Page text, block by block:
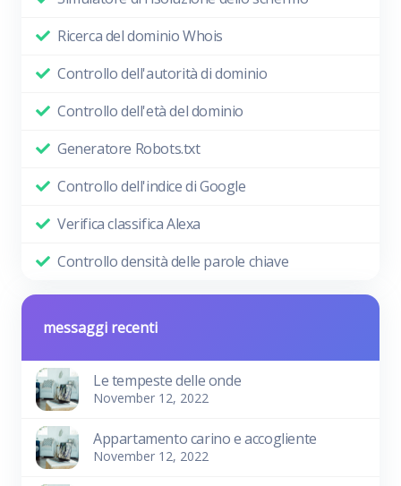
Ricerca del dominio Whois
Controllo dell'autorità di dominio
Controllo dell'età del dominio
Generatore Robots.txt
Controllo dell'indice di Google
Verifica classifica Alexa
Controllo densità delle parole chiave
messaggi recenti
Le tempeste delle onde
November 12, 2022
Appartamento carino e accogliente
November 12, 2022